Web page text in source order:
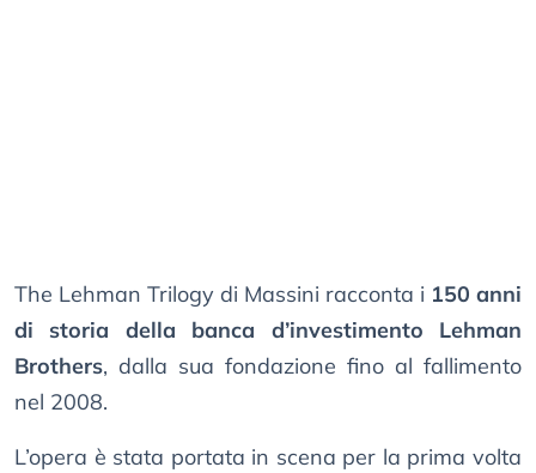
The Lehman Trilogy di Massini racconta i 150 anni
di storia della banca d’investimento Lehman
Brothers, dalla sua fondazione fino al fallimento
nel 2008.
L’opera è stata portata in scena per la prima volta